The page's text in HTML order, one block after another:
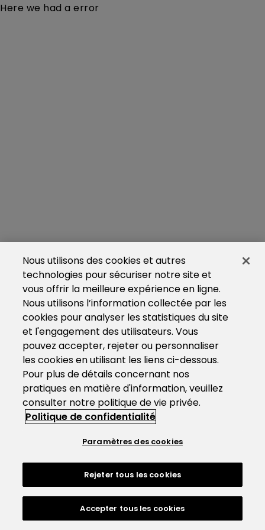
Here we had a error
Nous utilisons des cookies et autres
technologies pour sécuriser notre site et
vous offrir la meilleure expérience en ligne.
Nous utilisons l’information collectée par les
cookies pour analyser les statistiques du site
et l'engagement des utilisateurs. Vous
pouvez accepter, rejeter ou personnaliser
les cookies en utilisant les liens ci-dessous.
Pour plus de détails concernant nos
pratiques en matière d'information, veuillez
consulter notre politique de vie privée.
Politique de confidentialité
Paramètres des cookies
Rejeter tous les cookies
Accepter tous les cookies